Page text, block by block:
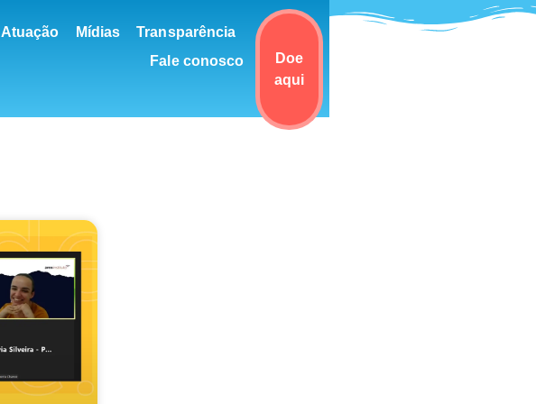
Atuação Mídias
Transparência
Fale conosco
Doe
aqui